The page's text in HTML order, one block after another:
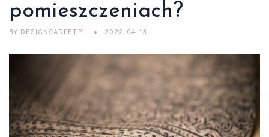
pomieszczeniach?
BY DESIGNCARPET.PL 2022-04-13